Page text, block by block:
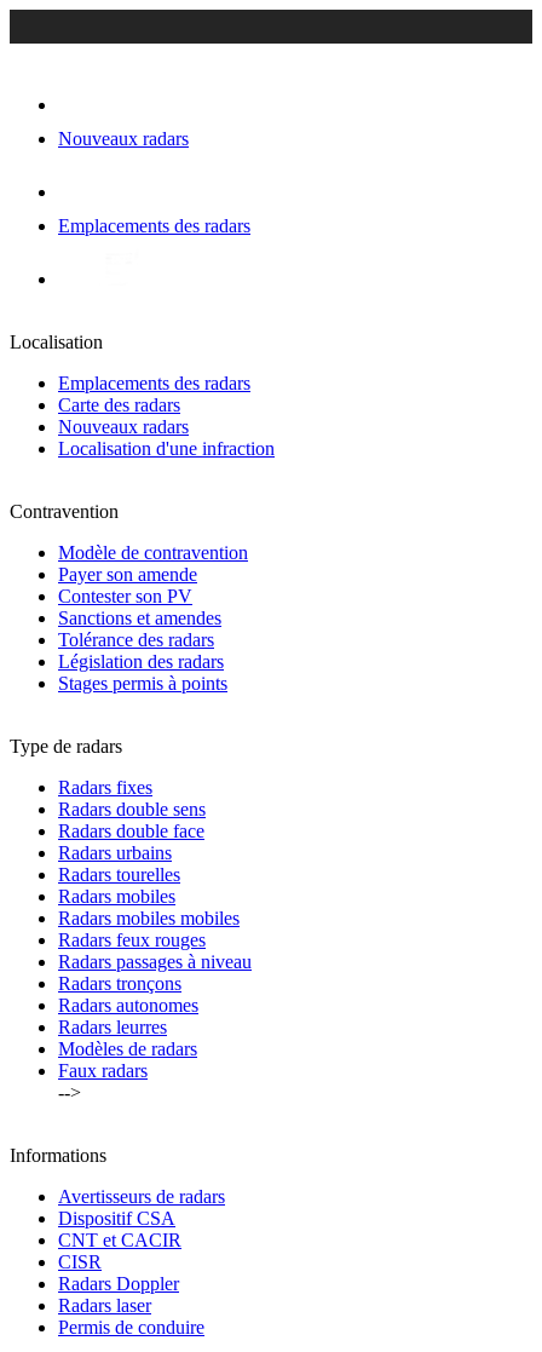
Nouveaux radars
Emplacements des radars
Localisation
Emplacements des radars
Carte des radars
Nouveaux radars
Localisation d'une infraction
Contravention
Modèle de contravention
Payer son amende
Contester son PV
Sanctions et amendes
Tolérance des radars
Législation des radars
Stages permis à points
Type de radars
Radars fixes
Radars double sens
Radars double face
Radars urbains
Radars tourelles
Radars mobiles
Radars mobiles mobiles
Radars feux rouges
Radars passages à niveau
Radars tronçons
Radars autonomes
Radars leurres
Modèles de radars
Faux radars
-->
Informations
Avertisseurs de radars
Dispositif CSA
CNT et CACIR
CISR
Radars Doppler
Radars laser
Permis de conduire